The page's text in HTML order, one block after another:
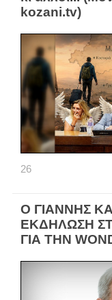
kozani.tv)
26
Ο ΓΙΑΝΝΗΣ
ΕΚΔΗΛΩΣΗ
ΓΙΑ ΤΗΝ